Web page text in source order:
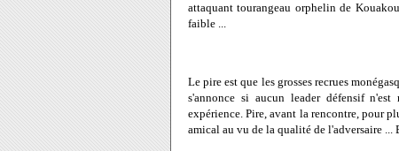
attaquant tourangeau orphelin de
faible ...
Le pire est que les grosses recrues
s'annonce si aucun leader défensif
expérience. Pire, avant la rencontre, pour p
amical au vu de la qualité de l'adversaire